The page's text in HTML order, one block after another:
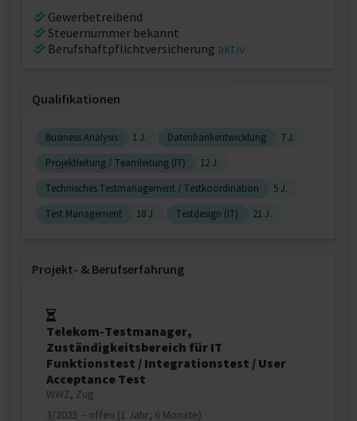
Gewerbetreibend
Steuernummer bekannt
Berufshaftpflichtversicherung aktiv
Qualifikationen
Business Analysis 1 J. Datenbankentwicklung
7 J.
Projektleitung / Teamleitung (IT)
12 J.
Technisches Testmanagement / Testkoordination
5 J.
Test Management
18 J. Testdesign (IT) 21 J.
Projekt‐ & Berufserfahrung
Telekom-Testmanager,
Zuständigkeitsbereich für IT
Funktionstest / Integrationstest / User
Acceptance Test
WWZ, Zug
3/2025 – offen (1 Jahr, 6 Monate)